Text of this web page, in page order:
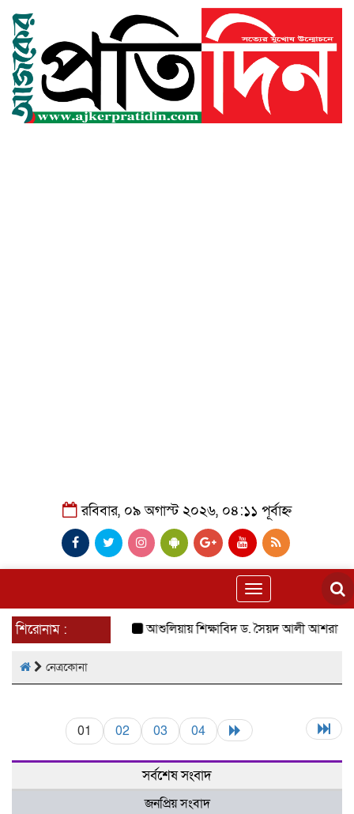
রবিবার, ০৯ অগাস্ট ২০২৬, ০৪:১১ পূর্বাহ্ন
Toggle
navigation
শিরোনাম : আশুলিয়ায় শিক্ষাবিদ ড. সৈয়দ আলী আশরাফের
নেত্রকোনা
01 02 03 04
সর্বশেষ সংবাদ
জনপ্রিয় সংবাদ